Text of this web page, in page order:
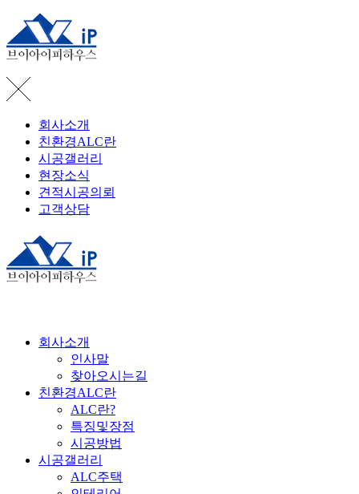
회사소개
친환경ALC란
시공갤러리
현장소식
견적시공의뢰
고객상담
회사소개
인사말
찾아오시는길
친환경ALC란
ALC란?
특징및장점
시공방법
시공갤러리
ALC주택